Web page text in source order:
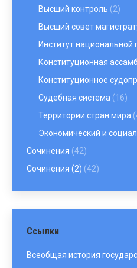
Высший контроль (2)
Высший совет
Институт национальной
Конституционная
Конституционное
Судебная система (16)
Территории стран мира
Экономический и
Сочинения (42)
Сочинения (2) (42)
Ссылки
Всеобщая история